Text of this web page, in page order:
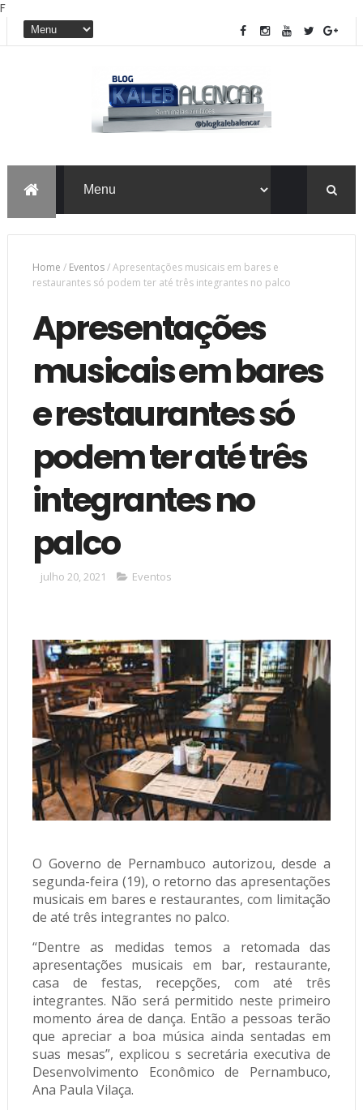
F
Home / Eventos/Apresentações musicais em bares e
restaurantes só podem ter até três integrantes no palco
Apresentações
musicais em bares
e restaurantes só
podem ter até três
integrantes no
palco
julho 20, 2021 Eventos
O Governo de Pernambuco autorizou, desde a
segunda-feira (19), o retorno das apresentações
musicais em bares e restaurantes, com limitação
de até três integrantes no palco.
“Dentre as medidas temos a retomada das
apresentações musicais em bar, restaurante,
casa de festas, recepções, com até três
integrantes. Não será permitido neste primeiro
momento área de dança. Então a pessoas terão
que apreciar a boa música ainda sentadas em
suas mesas”, explicou s secretária executiva de
Desenvolvimento Econômico de Pernambuco,
Ana Paula Vilaça.